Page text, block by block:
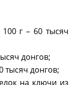
г – 60 тысяч
донгов;
тысяч донгов;
на ключи из